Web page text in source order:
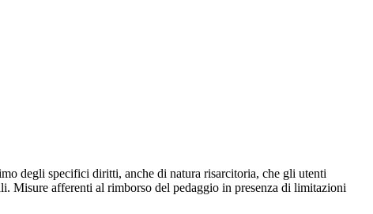
degli specifici diritti, anche di natura risarcitoria, che gli utenti
Misure afferenti al rimborso del pedaggio in presenza di limitazioni